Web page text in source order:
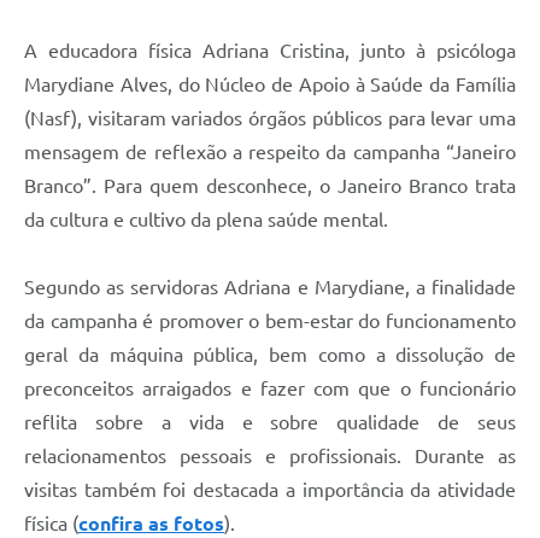
A educadora física Adriana Cristina, junto à psicóloga
Marydiane Alves, do Núcleo de Apoio à Saúde da Família
(Nasf), visitaram variados órgãos públicos para levar uma
mensagem de reflexão a respeito da campanha “Janeiro
Branco”. Para quem desconhece, o Janeiro Branco trata
da cultura e cultivo da plena saúde mental.
Segundo as servidoras Adriana e Marydiane, a finalidade
da campanha é promover o bem-estar do funcionamento
geral da máquina pública, bem como a dissolução de
preconceitos arraigados e fazer com que o funcionário
reflita sobre a vida e sobre qualidade de seus
relacionamentos pessoais e profissionais. Durante as
visitas também foi destacada a importância da atividade
física (confira as fotos).